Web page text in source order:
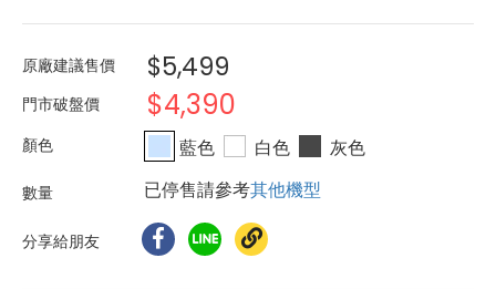
原廠建議售價 $5,499
門市破盤價 $4,390
藍色 白色
灰色
已停售請參考其他機型
分享給朋友